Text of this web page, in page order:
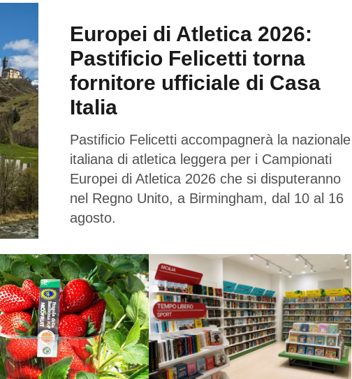
Europei di Atletica 2026:
Pastificio Felicetti torna
fornitore ufficiale di Casa
Italia
Pastificio Felicetti accompagnerà la nazionale
italiana di atletica leggera per i Campionati
Europei di Atletica 2026 che si disputeranno
nel Regno Unito, a Birmingham, dal 10 al 16
agosto.